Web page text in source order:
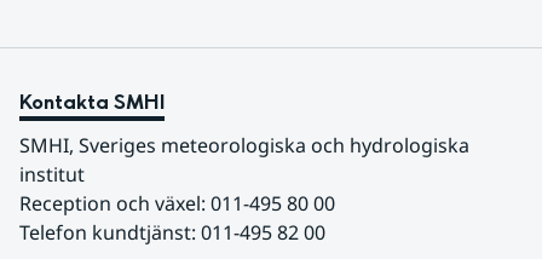
Kontakta SMHI
SMHI, Sveriges meteorologiska och hydrologiska
institut
Reception och växel: 011-495 80 00
Telefon kundtjänst: 011-495 82 00